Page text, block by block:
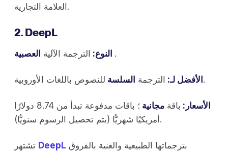
العلامة التجارية.
2. DeepL
النوع: الترجمة الآلية .
الأفضل لـ: الترجمة السلسة للنصوص باللغات الأوروبية.
الأسعار: باقة مجانية
؛ باقات مدفوعة تبدأ من 8.74 دولارًا
أمريكيًا شهريًّا (يتم تحصيل الرسوم سنويًّا).
DeepL